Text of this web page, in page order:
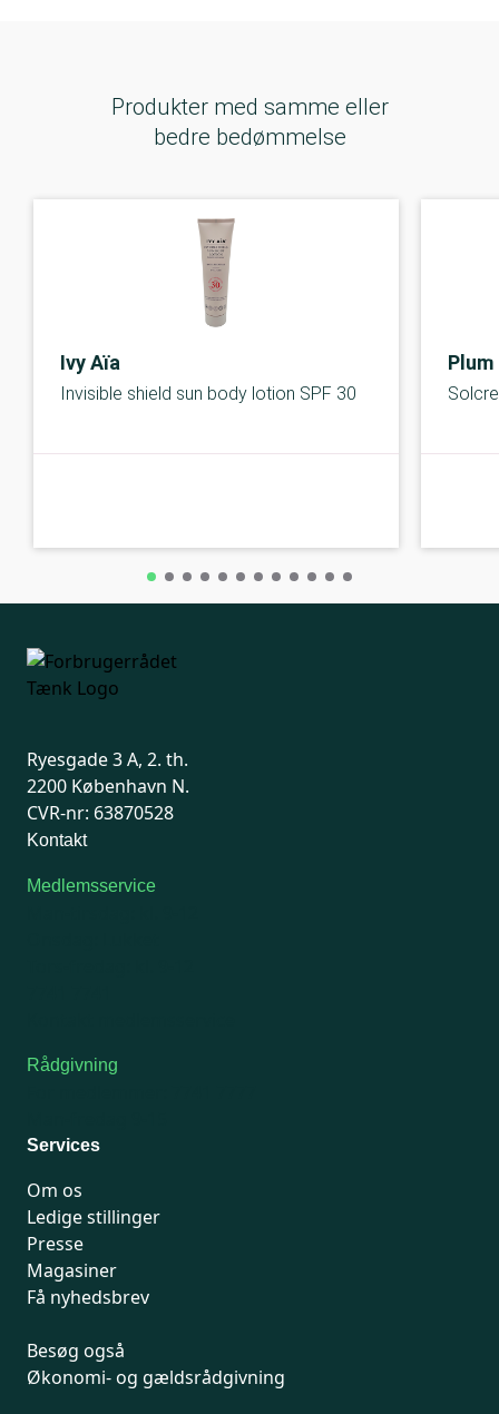
Produkter med samme eller
bedre bedømmelse
Ivy Aïa
Invisible shield sun body lotion SPF 30
Plum
Ryesgade 3 A, 2. th.
2200 København N.
CVR-nr: 63870528
Kontakt
Medlemsservice
Rådgivning
Services
Om os
Ledige stillinger
Presse
Magasiner
Få nyhedsbrev
Besøg også
Økonomi- og gældsrådgivning